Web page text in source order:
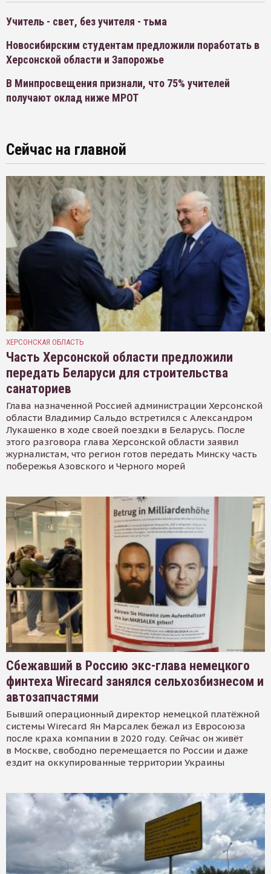
Учитель - свет, без учителя - тьма
Новосибирским студентам предложили поработать в
Херсонской области и Запорожье
В Минпросвещения признали, что 75% учителей
получают оклад ниже МРОТ
Сейчас на главной
ХЕРСОНСКАЯ ОБЛАСТЬ
Часть Херсонской области предложили
передать Беларуси для строительства
санаториев
Глава назначенной Россией администрации Херсонской
области Владимир Сальдо встретился с Александром
Лукашенко в ходе своей поездки в Беларусь. После
этого разговора глава Херсонской области заявил
журналистам, что регион готов передать Минску часть
побережья Азовского и Черного морей
Сбежавший в Россию экс-глава немецкого
финтеха Wirecard занялся сельхозбизнесом и
автозапчастями
Бывший операционный директор немецкой платёжной
системы Wirecard Ян Марсалек бежал из Евросоюза
после краха компании в 2020 году. Сейчас он живёт
в Москве, свободно перемещается по России и даже
ездит на оккупированные территории Украины